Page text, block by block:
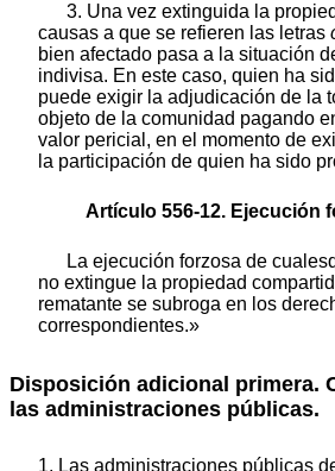
3. Una vez extinguida la
causas a que se refieren las letras
bien afectado pasa a la situación
indivisa. En este caso, quien ha
puede exigir la adjudicación de la
objeto de la comunidad pagando
valor pericial, en el momento de
la participación de quien ha sido
Artículo 556-12. Ejecución
La ejecución forzosa de
no extingue la propiedad
rematante se subroga en los
correspondientes.»
Disposición adicional primera.
las administraciones públicas.
1. Las administraciones públicas